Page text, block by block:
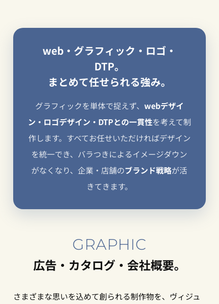
web・グラフィック・ロゴ・
DTP。
まとめて任せられる強み。
グラフィックを単体で捉えず、 webデザイ
ン・ロゴデザイン・DTPとの一貫性を考えて制
作します。すべてお任せいただければデザイン
を統一でき、バラつきによるイメージダウン
がなくなり、企業・店舗のブランド戦略が活
きてきます。
GRAPHIC
広告・カタログ・会社概要。
さまざまな思いを込めて創られる制作物を、ヴィジュ